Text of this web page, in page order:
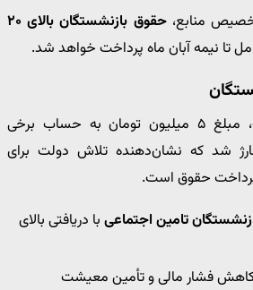
منابع،
حقوق بازنشستگان بالای ۲۰
تا نیمه آبان ماه پرداخت خواهد شد.
در کنار پرداخت معوقات، مبلغ ۵ میلیون تومان به حساب برخی
شد که نشان‌دهنده تلاش دولت برای
حقوق است.
تامین اجتماعی با دریافتی بالای
فشار مالی و تأمین معیشت